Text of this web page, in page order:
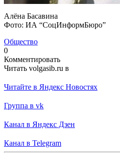
Алёна Басавина
Фото: ИА “СоцИнформБюро”
Общество
0
Комментировать
Читать volgasib.ru в
Читайте в Яндекс Новостях
Группа в vk
Канал в Яндекс Дзен
Канал в Telegram